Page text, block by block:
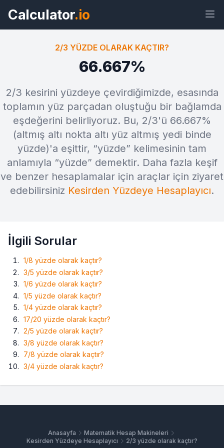
Calculator.io
Önizleme 2/3 yüzde olarak kaçtır?
Araç
2/3 YÜZDE OLARAK KAÇTIR?
66.667%
2/3 kesirini yüzdeye çevirdiğimizde, esasında
toplamın yüz parçadan oluştuğu bir bağlamda
eşdeğerini belirliyoruz. Bu, 2/3'ü 66.667%
(altmış altı nokta altı yüz altmış yedi binde
yüzde)'a eşittir, “yüzde” kelimesinin tam
anlamıyla “yüzde” demektir. Daha fazla keşif
ve benzer hesaplamalar için araçlar için ziyaret
edebilirsiniz Kesirden Yüzdeye Hesaplayıcı.
İlgili Sorular
1/8 yüzde olarak kaçtır?
3/5 yüzde olarak kaçtır?
1/6 yüzde olarak kaçtır?
1/5 yüzde olarak kaçtır?
1/4 yüzde olarak kaçtır?
17/20 yüzde olarak kaçtır?
2/5 yüzde olarak kaçtır?
3/8 yüzde olarak kaçtır?
7/8 yüzde olarak kaçtır?
3/4 yüzde olarak kaçtır?
Anasayfa
Matematik Hesap Makineleri
Kesirden Yüzdeye Hesaplayıcı
2/3 yüzde olarak kaçtır?